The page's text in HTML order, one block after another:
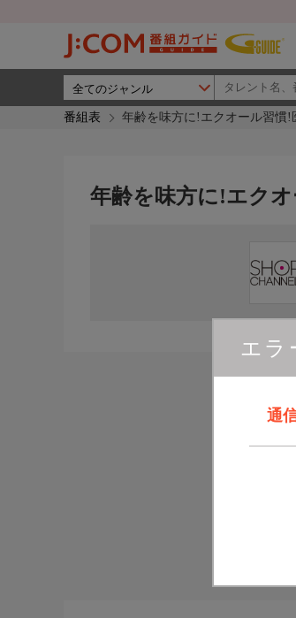
番組表 年齢を味方に!エクオール習慣!
エラ
通
年齢を味方に!エク